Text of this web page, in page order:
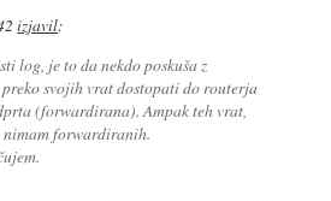
izjavil:
log, je to da nekdo poskuša z
svojih vrat dostopati do routerja
(forwardirana). Ampak teh vrat,
forwardiranih.